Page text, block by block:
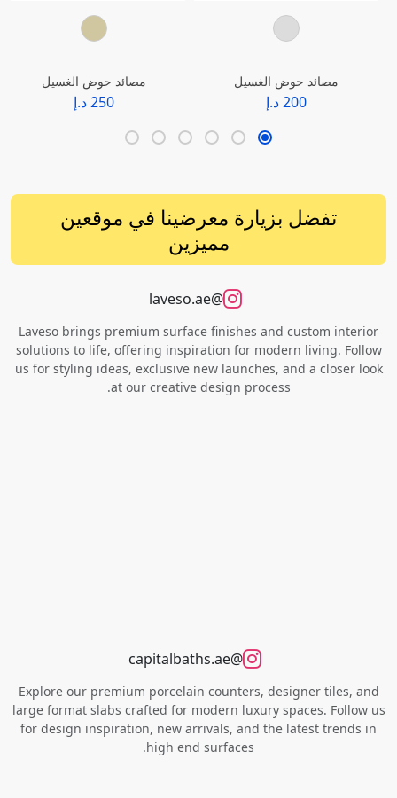
مصائد حوض الغسيل
250 د.إ
مصائد حوض الغسيل
200 د.إ
تفضل بزيارة معرضينا في موقعين
مميزين
@laveso.ae
Laveso brings premium surface finishes and custom interior
solutions to life, offering inspiration for modern living. Follow
us for styling ideas, exclusive new launches, and a closer look
at our creative design process.
@capitalbaths.ae
Explore our premium porcelain counters, designer tiles, and
large format slabs crafted for modern luxury spaces. Follow us
for design inspiration, new arrivals, and the latest trends in
high end surfaces.